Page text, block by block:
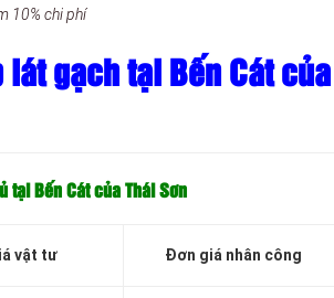
10% chi phí
gạch tại Bến Cát của
tại Bến Cát của Thái Sơn
vật tư Đơn giá nhân công